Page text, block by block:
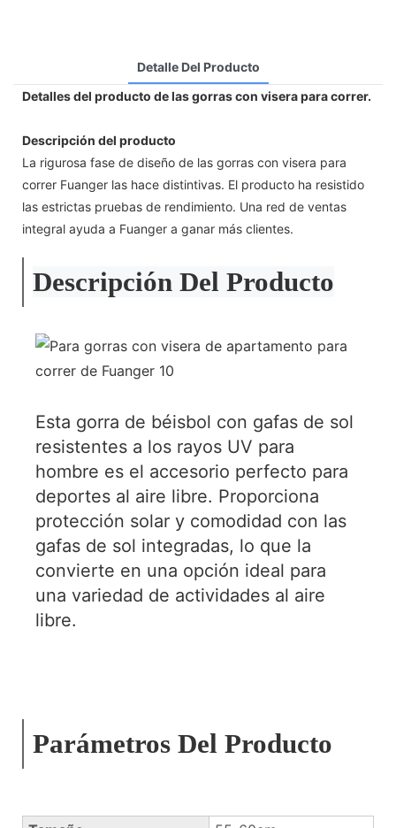
Detalle Del Producto
Detalles del producto de las gorras con visera para correr.
Descripción del producto
La rigurosa fase de diseño de las gorras con visera para
correr Fuanger las hace distintivas. El producto ha resistido
las estrictas pruebas de rendimiento. Una red de ventas
integral ayuda a Fuanger a ganar más clientes.
Descripción Del Producto
Esta gorra de béisbol con gafas de sol
resistentes a los rayos UV para
hombre es el accesorio perfecto para
deportes al aire libre. Proporciona
protección solar y comodidad con las
gafas de sol integradas, lo que la
convierte en una opción ideal para
una variedad de actividades al aire
libre.
Parámetros Del Producto